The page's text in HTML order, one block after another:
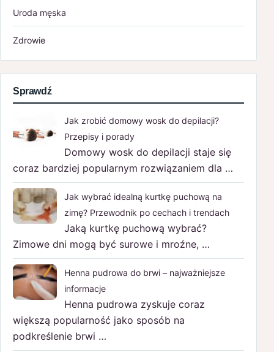
Uroda męska
Zdrowie
Sprawdź
Jak zrobić domowy wosk do depilacji?
Przepisy i porady
Domowy wosk do depilacji staje się
coraz bardziej popularnym rozwiązaniem dla …
Jak wybrać idealną kurtkę puchową na
zimę? Przewodnik po cechach i trendach
Jaką kurtkę puchową wybrać?
Zimowe dni mogą być surowe i mroźne, …
Henna pudrowa do brwi – najważniejsze
informacje
Henna pudrowa zyskuje coraz
większą popularność jako sposób na
podkreślenie brwi …